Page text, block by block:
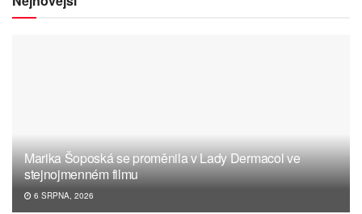
Marika Šoposká se proměnila v Lady Dermacol ve
stejnojmenném filmu
6 SRPNA, 2026